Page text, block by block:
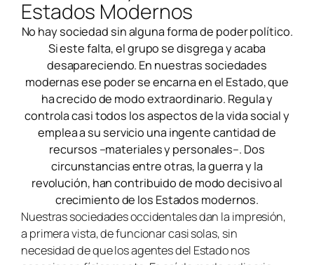
Estados Modernos
No hay sociedad sin alguna forma de poder político.
Si este falta, el grupo se disgrega y acaba
desapareciendo. En nuestras sociedades
modernas ese poder se encarna en el Estado, que
ha crecido de modo extraordinario. Regula y
controla casi todos los aspectos de la vida social y
emplea a su servicio una ingente cantidad de
recursos –materiales y personales–. Dos
circunstancias entre otras, la guerra y la
revolución, han contribuido de modo decisivo al
crecimiento de los Estados modernos.
Nuestras sociedades occidentales dan la impresión,
a primera vista, de funcionar casi solas, sin
necesidad de que los agentes del Estado nos